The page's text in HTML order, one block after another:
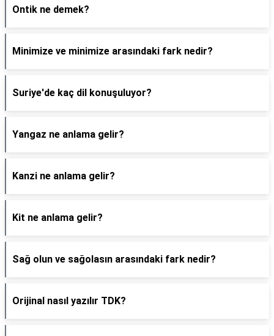
Ontik ne demek?
Minimize ve minimize arasındaki fark nedir?
Suriye'de kaç dil konuşuluyor?
Yangaz ne anlama gelir?
Kanzi ne anlama gelir?
Kit ne anlama gelir?
Sağ olun ve sağolasın arasındaki fark nedir?
Orijinal nasıl yazılır TDK?